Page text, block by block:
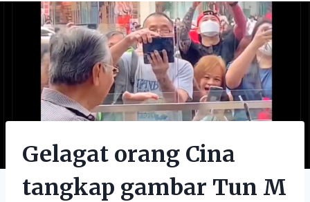
Gelagat orang Cina
tangkap gambar Tun M